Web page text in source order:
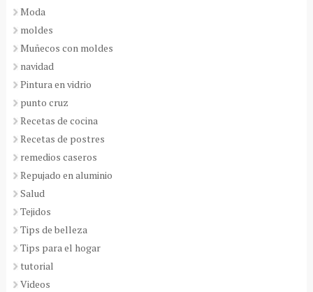
Moda
moldes
Muñecos con moldes
navidad
Pintura en vidrio
punto cruz
Recetas de cocina
Recetas de postres
remedios caseros
Repujado en aluminio
Salud
Tejidos
Tips de belleza
Tips para el hogar
tutorial
Videos